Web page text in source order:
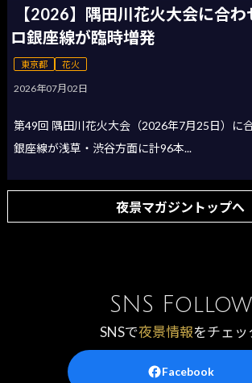
【2026】隅田川花火大会に合
ロ銀座線が臨時増発
東京都 花火
2026年07月02日
第49回 隅田川花火大会（2026年7月25日）に
銀座線が浅草・渋谷方面に計96本...
夜景マガジントップへ
SNS Follow
SNSで夜景情報をチェッ
Facebook